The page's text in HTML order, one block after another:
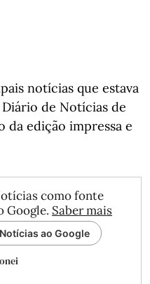
notícias que estava
de Notícias de
da edição impressa e
como fonte
Google. Saber mais
ao Google